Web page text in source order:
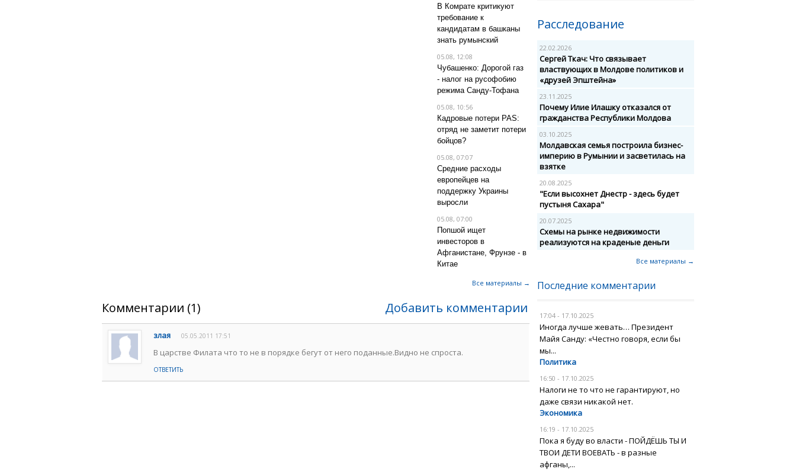
В Комрате критикуют
требование к
кандидатам в башканы
знать румынский
05.08, 12:08
Чубашенко: Дорогой газ
- налог на русофобию
режима Санду-Тофана
05.08, 10:56
Кадровые потери PAS:
отряд не заметит потери
бойцов?
05.08, 07:07
Средние расходы
европейцев на
поддержку Украины
выросли
05.08, 07:00
Попшой ищет
инвесторов в
Афганистане, Фрунзе - в
Китае
Все материалы →
Комментарии (1) Добавить комментарии
злая 05.05.2011 17:51
В царстве Филата что то не в порядке бегут от него поданные.Видно не спроста.
ОТВЕТИТЬ
Расследование
22.02.2026
Сергей Ткач: Что связывает
властвующих в Молдове политиков и
«друзей Эпштейна»
23.11.2025
Почему Илие Илашку отказался от
гражданства Республики Молдова
03.10.2025
Молдавская семья построила бизнес-
империю в Румынии и засветилась на
взятке
20.08.2025
"Если высохнет Днестр - здесь будет
пустыня Сахара"
20.07.2025
Схемы на рынке недвижимости
реализуются на краденые деньги
Все материалы →
Последние комментарии
17:04 - 17.10.2025
Иногда лучше жевать… Президент
Майя Санду: «Честно говоря, если бы
мы...
Политика
16:50 - 17.10.2025
Налоги не то что не гарантируют, но
даже связи никакой нет.
Экономика
16:19 - 17.10.2025
Пока я буду во власти - ПОЙДЁШЬ ТЫ И
ТВОИ ДЕТИ ВОЕВАТЬ - в разные
афганы,...